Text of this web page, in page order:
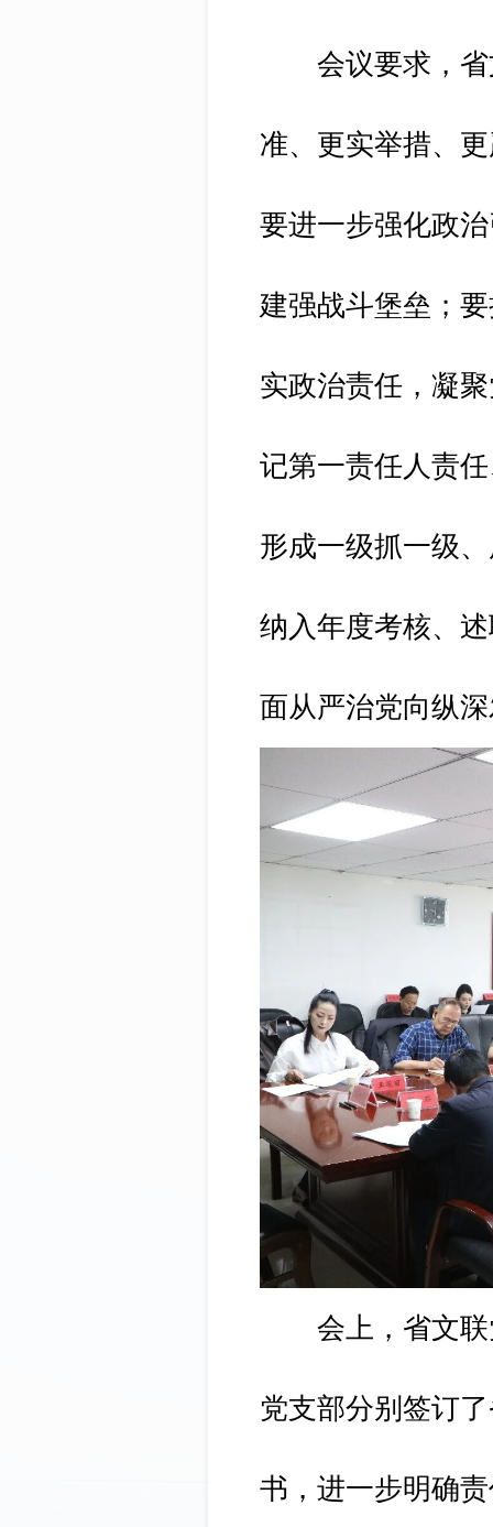
会议要求，省
准、更实举措、
要进一步强化政
建强战斗堡垒；
实政治责任，凝
记第一责任人责
形成一级抓一级
纳入年度考核、
面从严治党向纵
会上，省文联
党支部分别签订
书，进一步明确